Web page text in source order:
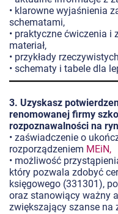
• klarowne wyjaśnienia
schematami,
• praktyczne ćwiczenia
materiał,
• przykłady
• schematy i tabele dla
3. Uzyskasz
renomowanej firmy
rozpoznawalności na
• zaświadczenie o
rozporządzeniem MEiN,
• możliwość
który pozwala zdobyć
księgowego (331301),
oraz stanowiący ważny
zwiększający szanse na